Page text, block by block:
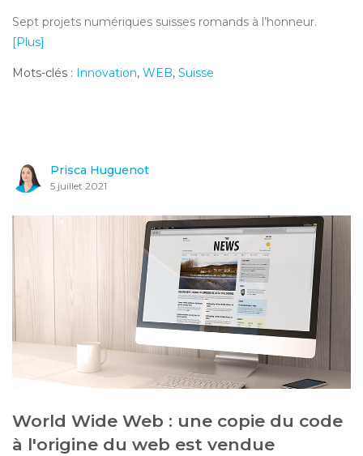
Sept projets numériques suisses romands à l’honneur.
[Plus]
Mots-clés : Innovation, WEB, Suisse
Prisca Huguenot
5 juillet 2021
World Wide Web : une copie du code
à l'origine du web est vendue